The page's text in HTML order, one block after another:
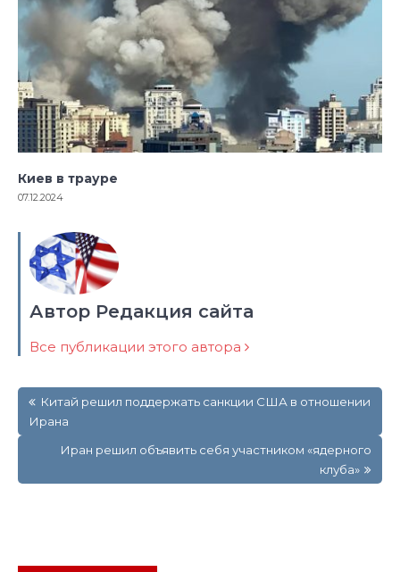
Киев в трауре
07.12.2024
Автор Редакция сайта
Все публикации этого автора
по
записям
Китай решил поддержать санкции США в отношении
Ирана
Иран решил объявить себя участником «ядерного
клуба»